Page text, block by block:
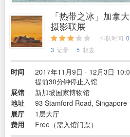
「热带之冰」加拿
摄影联展
排队时间 0
3 记录 5 想去
时间
2017年11月9日 - 12月3日
提前30分钟停止入馆
展馆
新加坡国家博物馆
地址
93 Stamford Road, Singapore
展厅
1层大厅
费用
Free（需入馆门票）